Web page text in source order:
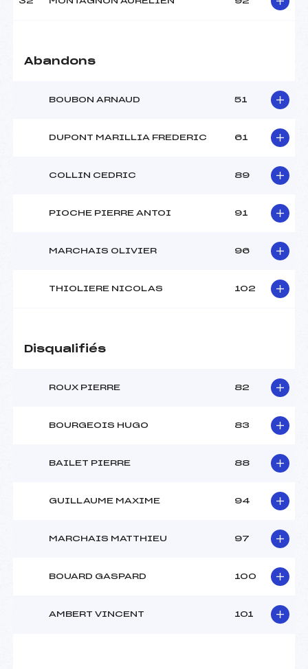
Abandons
BOUBON ARNAUD 51
DUPONT MARILLIA FREDERIC 61
COLLIN CEDRIC 89
PIOCHE PIERRE ANTOI 91
MARCHAIS OLIVIER 96
THIOLIERE NICOLAS 102
Disqualifiés
ROUX PIERRE 82
BOURGEOIS HUGO 83
BAILET PIERRE 88
GUILLAUME MAXIME 94
MARCHAIS MATTHIEU 97
BOUARD GASPARD 100
AMBERT VINCENT 101